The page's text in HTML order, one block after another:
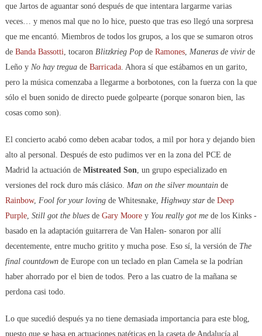
que Jartos de aguantar sonó después de que intentara largarme varias
veces… y menos mal que no lo hice, puesto que tras eso llegó una sorpresa
que me encantó. Miembros de todos los grupos, a los que se sumaron otros
de Banda Bassotti, tocaron Blitzkrieg Popde Ramones, Maneras de vivirde
Leño y No hay treguade Barricada. Ahora sí que estábamos en un garito,
pero la música comenzaba a llegarme a borbotones, con la fuerza con la que
sólo el buen sonido de directo puede golpearte (porque sonaron bien, las
cosas como son).
El concierto acabó como deben acabar todos, a mil por hora y dejando bien
alto al personal. Después de esto pudimos ver en la zona del PCE de
Madrid la actuación de Mistreated Son, un grupo especializado en
versiones del rock duro más clásico. Man on the silver mountainde
Rainbow, Fool for your lovingde Whitesnake, Highway starde Deep
Purple, Still got the bluesde Gary Moorey You really got mede los Kinks -
basado en la adaptación guitarrera de Van Halen- sonaron por allí
decentemente, entre mucho gritito y mucha pose. Eso sí, la versión de The
final countdownde Europe con un teclado en plan Camela se la podrían
haber ahorrado por el bien de todos. Pero a las cuatro de la mañana se
perdona casi todo.
Lo que sucedió después ya no tiene demasiada importancia para este blog,
puesto que se basa en actuaciones patéticas en la caseta de Andalucía al